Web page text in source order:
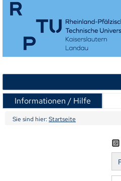
Informationen / Hilfe
Sie sind hier: Startseite